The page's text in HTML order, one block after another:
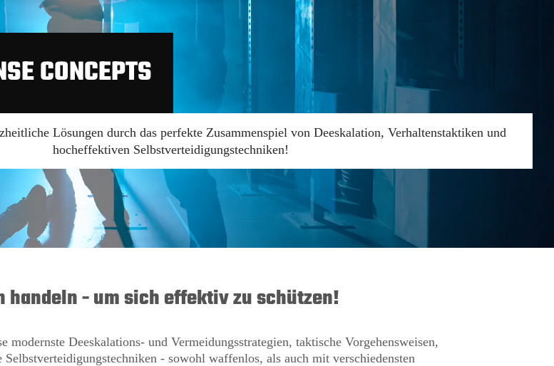
CONCEPTS
Lösungen durch das perfekte Zusammenspiel von Deeskalation, Verhaltenstaktiken und
hocheffektiven Selbstverteidigungstechniken!
- um sich effektiv zu schützen!
Deeskalations- und Vermeidungsstrategien, taktische Vorgehensweisen,
- sowohl waffenlos, als auch mit verschiedensten